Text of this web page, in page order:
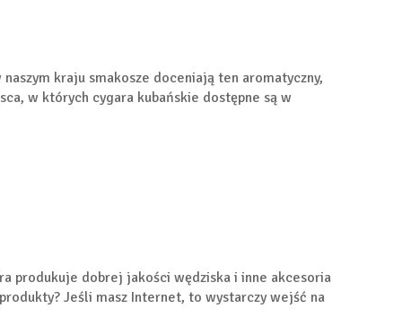
kraju smakosze doceniają ten aromatyczny,
w których cygara kubańskie dostępne są w
produkuje dobrej jakości wędziska i inne akcesoria
Jeśli masz Internet, to wystarczy wejść na